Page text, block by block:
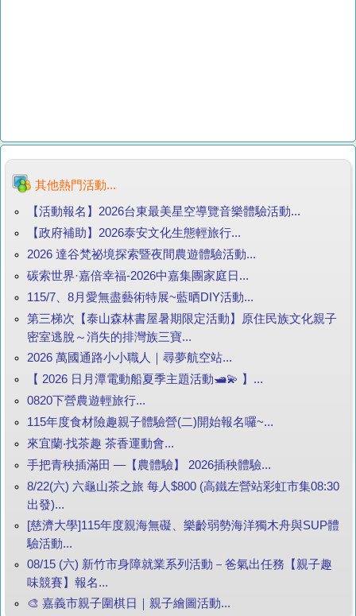
其他熱門活動...
【活動報名】2026台東最美星空導覽音樂體驗活動...
【政府補助】2026泰安文化生態輕旅行...
2026 達谷梵祕境探索暨夜間農遊體驗活動...
碳索世界·嘉倍幸福-2026中嘉集團家庭日...
115/7、8月愛無盡藝術特展~藍晒DIY活動...
第三梯次【泰山森林書屋暑期限定活動】原住民族文化親子
密室逃脫～消失的排灣族三寶...
2026 萬國通路小小職人｜尋夢航空站...
【 2026 日月潭電動船夏季主題活動🛥️💫 】...
0820下營農遊輕旅行...
115年度食材險趣親子體驗營(二)開始報名囉~...
來宜蘭‧找茶趣 茶香運動會...
手把青秧插滿田 —【農體驗】 2026插秧體驗...
8/22(六) 六龜山茶之旅 每人$800 (高鐵左營站彩虹市集08:30
出發)...
[慈濟大學]115年度親海無礙、樂齡弱勢海洋獨木舟與SUP體
驗活動...
08/15 (六) 新竹市身障就業系列活動－爸氣出任務【親子趣
味競賽】報名...
🎨 嘉義市親子圍棋日｜親子繪圖活動...